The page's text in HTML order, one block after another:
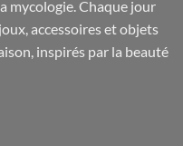
mycologie. Chaque jour
,accessoireset objets
inspirés par la beauté